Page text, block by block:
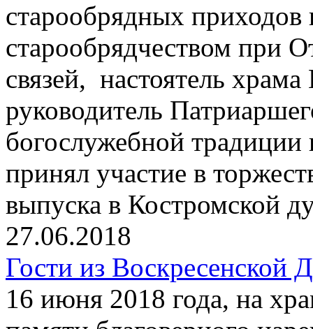
старообрядных
старообрядчеством при
связей, настоятель
руководитель
богослужебной
принял участие в
выпуска в Костромской
27.06.2018
Гости из Воскресенской
16 июня 2018 года, на